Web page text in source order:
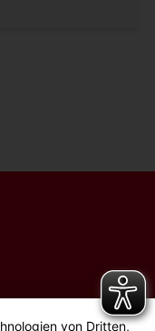
von Dritten,